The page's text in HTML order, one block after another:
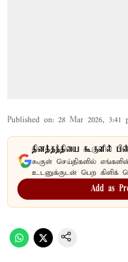
Published on: 28 Mar 2026, 3:41
தினத்தந்தியை கூகுளில்
கூகுள் செய்திகளில்
உடனுக்குடன் பெற கிளிக்
Add as